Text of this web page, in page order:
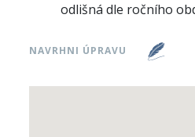
odlišná dle ročního
NAVRHNI ÚPRAVU